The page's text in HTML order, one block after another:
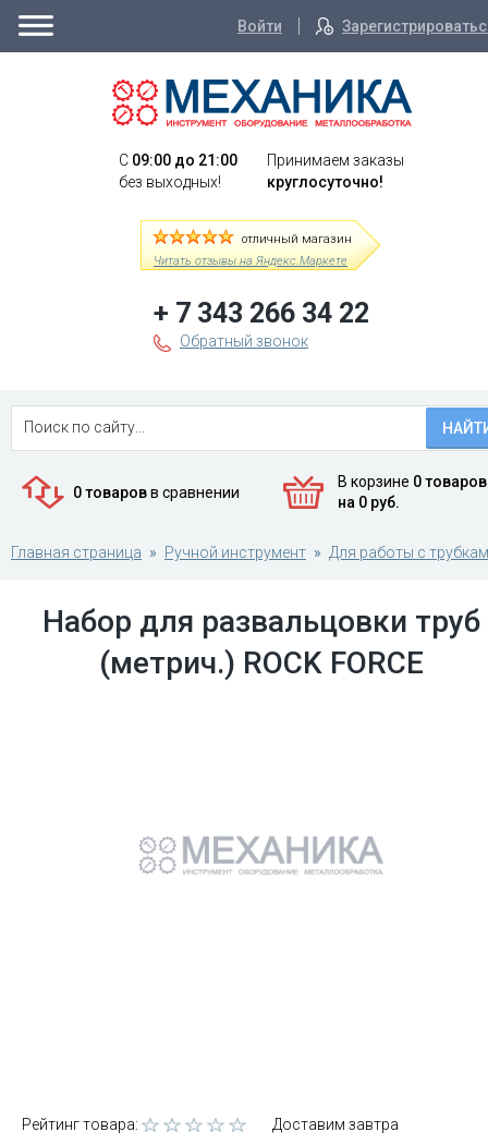
Войти
C 09:00 до 21:00
без выходных!
Принимаем заказы
круглосуточно!
отличный магазин
Читать отзывы на Яндекс.Маркете
+ 7 343 266 34 22
Обратный звонок
0 товаровв сравнении
В корзине 0 товаров
на 0 руб.
Главная страница Ручной инструмент Для работы с
Набор для развальцовки труб
(метрич.) ROCK FORCE
Рейтинг товара: Доставим завтра